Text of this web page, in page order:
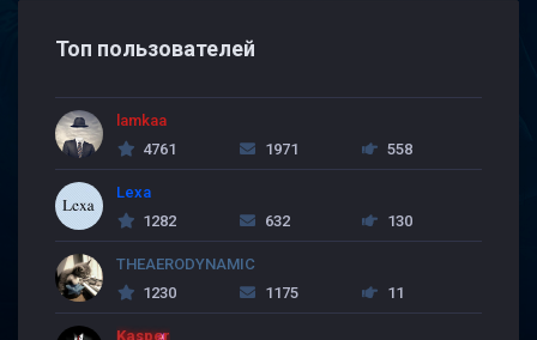
Топ пользователей
lamkaa
4761
1971 558
Lexa
1282
632 130
THEAERODYNAMIC
1230
1175 11
Kasper